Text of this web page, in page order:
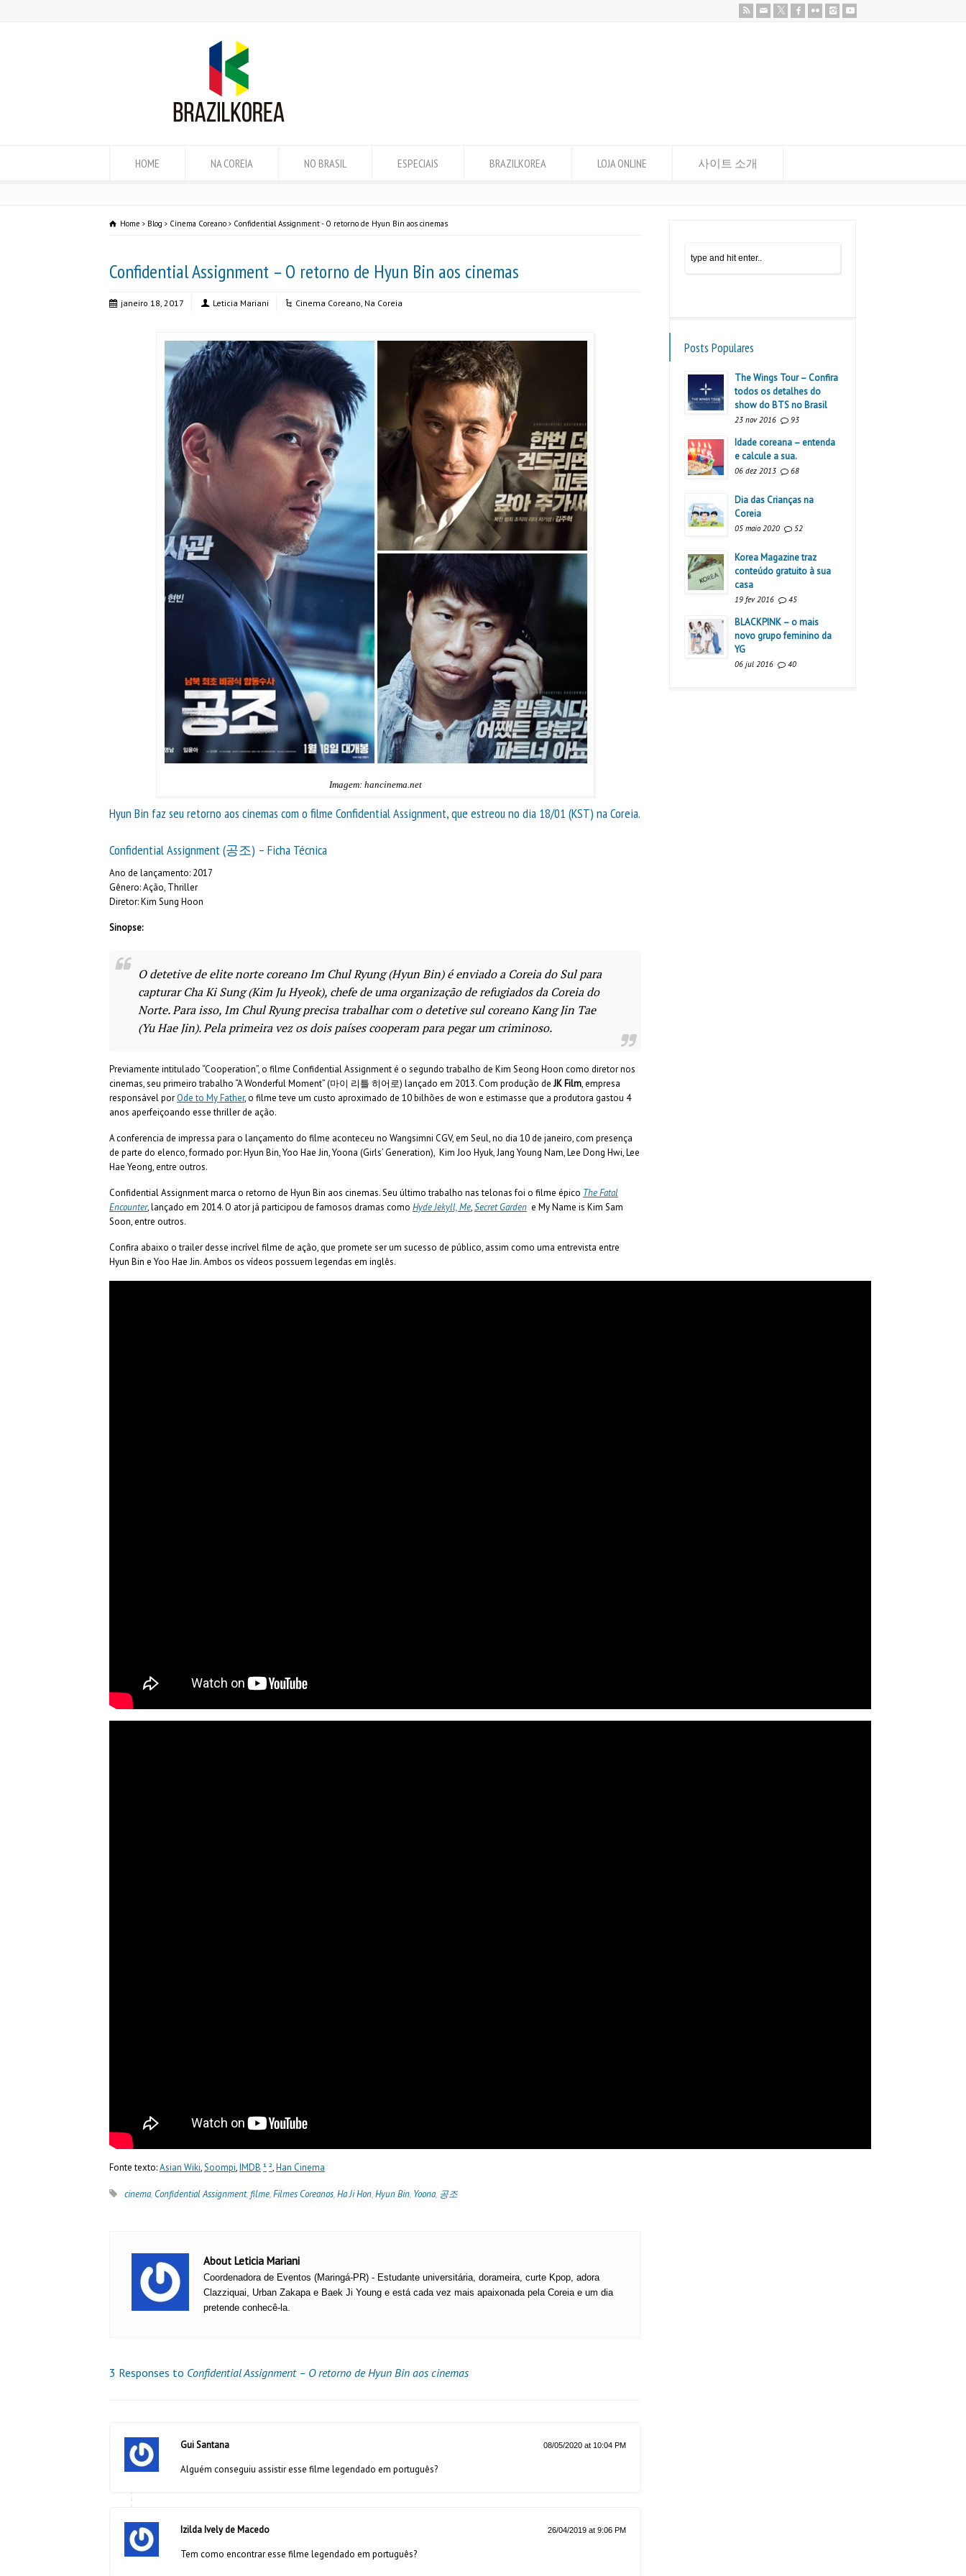
HOME NA COREIA NO BRASIL ESPECIAIS BRAZILKOREA LOJA ONLINE 사이트 소개
Home Blog Cinema Coreano Confidential Assignment - O retorno de Hyun Bin aos cinemas
Confidential Assignment – O retorno de Hyun Bin aos cinemas
janeiro 18, 2017 Leticia Mariani Cinema Coreano, Na Coreia
Imagem: hancinema.net
Hyun Bin faz seu retorno aos cinemas com o filme Confidential Assignment, que estreou no dia 18/01 (KST) na Coreia.
Confidential Assignment (공조) – Ficha Técnica
Ano de lançamento: 2017
Gênero: Ação, Thriller
Diretor: Kim Sung Hoon
Sinopse:
O detetive de elite norte coreano Im Chul Ryung (Hyun Bin) é enviado a Coreia do Sul para
capturar Cha Ki Sung (Kim Ju Hyeok), chefe de uma organização de refugiados da Coreia do
Norte. Para isso, Im Chul Ryung precisa trabalhar com o detetive sul coreano Kang Jin Tae
(Yu Hae Jin). Pela primeira vez os dois países cooperam para pegar um criminoso.
Previamente intitulado “Cooperation”, o filme Confidential Assignment é o segundo trabalho de Kim Seong Hoon como diretor nos
cinemas, seu primeiro trabalho “A Wonderful Moment” (마이 리틀 히어로) lançado em 2013. Com produção de JK Film, empresa
responsável porOde to My Father, o filme teve um custo aproximado de 10 bilhões de won e estimasse que a produtora gastou 4
anos aperfeiçoando esse thriller de ação.
A conferencia de impressa para o lançamento do filme aconteceu no Wangsimni CGV, em Seul, no dia 10 de janeiro, com presença
de parte do elenco, formado por: Hyun Bin, Yoo Hae Jin, Yoona (Girls’ Generation), Kim Joo Hyuk, Jang Young Nam, Lee Dong Hwi, Lee
Hae Yeong, entre outros.
Confidential Assignment marca o retorno de Hyun Bin aos cinemas. Seu último trabalho nas telonas foi o filme épico The Fatal
Encounter, lançado em 2014. O ator já participou de famosos dramas como Hyde Jekyll, Me,Secret Garden e My Name is Kim Sam
Soon, entre outros.
Confira abaixo o trailer desse incrível filme de ação, que promete ser um sucesso de público, assim como uma entrevista entre
Hyun Bin e Yoo Hae Jin. Ambos os vídeos possuem legendas em inglês.
Fonte texto:Asian Wiki,Soompi,IMDB ¹²,Han Cinema
cinema, Confidential Assignment, filme,Filmes Coreanos,Ha Ji Hon,Hyun Bin, Yoona, 공조
About Leticia Mariani
Coordenadora de Eventos (Maringá-PR) - Estudante universitária, dorameira, curte Kpop, adora
Clazziquai, Urban Zakapa e Baek Ji Young e está cada vez mais apaixonada pela Coreia e um dia
pretende conhecê-la.
3 Responses to Confidential Assignment – O retorno de Hyun Bin aos cinemas
Gui Santana 08/05/2020 at 10:04 PM
Alguém conseguiu assistir esse filme legendado em português?
Izilda Ively de Macedo 26/04/2019 at 9:06 PM
Tem como encontrar esse filme legendado em português?
Posts Populares
The Wings Tour – Confira
todos os detalhes do
show do BTS no Brasil
23 nov 2016 93
Idade coreana – entenda
e calcule a sua.
06 dez 2013 68
Dia das Crianças na
Coreia
05 maio 2020 52
Korea Magazine traz
conteúdo gratuito à sua
casa
19 fev 2016 45
BLACKPINK – o mais
novo grupo feminino da
YG
06 jul 2016 40